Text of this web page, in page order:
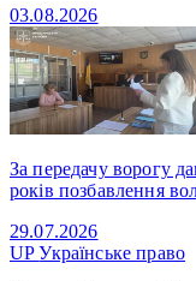
03.08.2026
За передачу ворогу
років позбавлення
29.07.2026
UPУкраїнське право